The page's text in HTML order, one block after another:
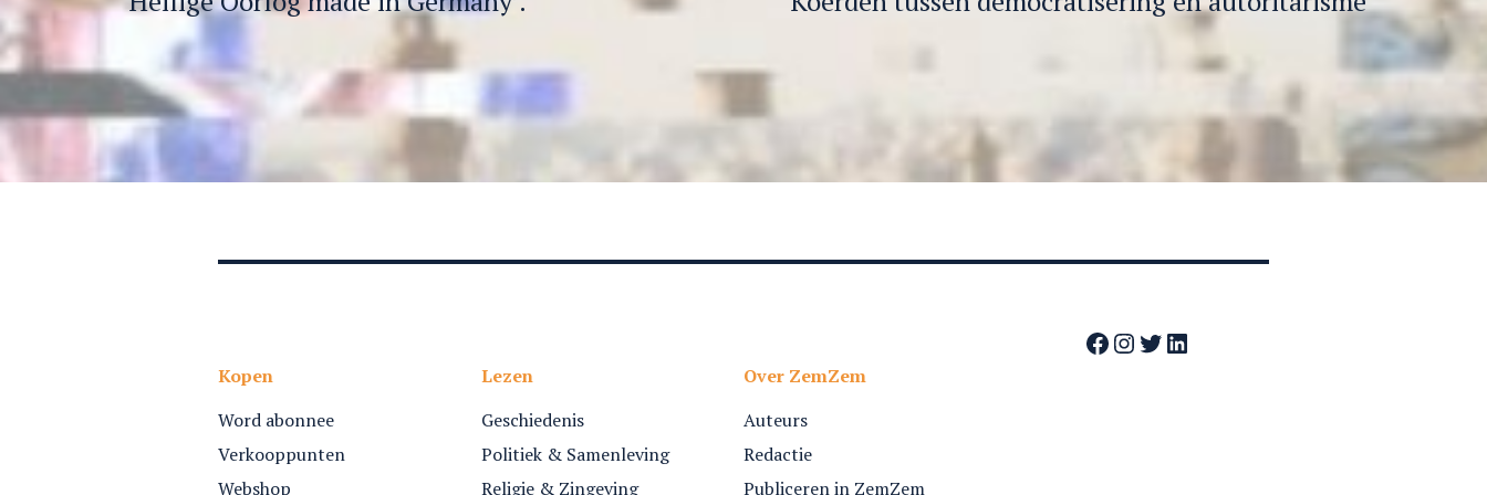
Kopen
Word abonnee
Verkooppunten
Webshop
Lezen
Geschiedenis
Politiek & Samenleving
Religie & Zingeving
Over ZemZem
Auteurs
Redactie
Publiceren in ZemZem
Facebook
Instagram
Twitter
LinkedIn